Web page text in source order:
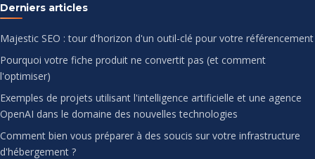
Derniers articles
Majestic SEO : tour d'horizon d'un outil-clé pour votre référencement
Pourquoi votre fiche produit ne convertit pas (et comment
l'optimiser)
Exemples de projets utilisant l'intelligence artificielle et une agence
OpenAI dans le domaine des nouvelles technologies
Comment bien vous préparer à des soucis sur votre infrastructure
d'hébergement ?